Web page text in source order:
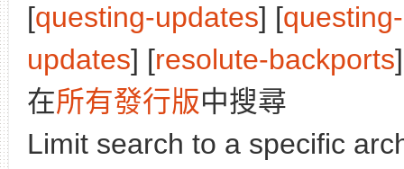
[questing-updates] [
updates] [resolute-backports
在所有發行版中搜尋
Limit search to a specific